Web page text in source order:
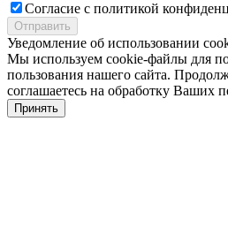
Cогласие с политикой
Отправить
Уведомление об использовании
Мы используем cookie-файлы для
пользования нашего сайта.
соглашаетесь на обработку Ваших
Принять